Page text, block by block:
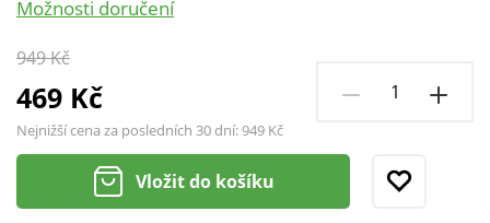
949 Kč
469 Kč
Nejnižší cena za posledních 30 dní:949 Kč
Možnosti doručení
Vložit do košíku